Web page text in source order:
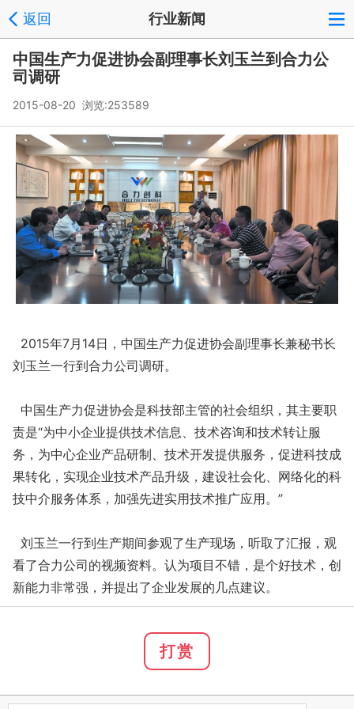
返回 行业新闻
中国生产力促进协会副理事长刘玉兰到合力公
司调研
2015-08-20 浏览:253589
2015年7月14日，中国生产力促进协会副理事长兼秘书长
刘玉兰一行到合力公司调研。
中国生产力促进协会是科技部主管的社会组织，其主要职
责是“为中小企业提供技术信息、技术咨询和技术转让服
务，为中心企业产品研制、技术开发提供服务，促进科技成
果转化，实现企业技术产品升级，建设社会化、网络化的科
技中介服务体系，加强先进实用技术推广应用。”
刘玉兰一行到生产期间参观了生产现场，听取了汇报，观
看了合力公司的视频资料。认为项目不错，是个好技术，创
新能力非常强，并提出了企业发展的几点建议。
打赏